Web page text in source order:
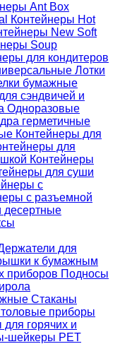
Ant Box
Контейнеры Hot
New Soft
Soup
для кондитеров
Лотки
бумажные
сэндвичей и
Одноразовые
герметичные
Контейнеры для
для
Контейнеры
для суши
с
с разъемной
десертные
для
к бумажным
приборов Подносы
Стаканы
приборы
горячих и
шейкеры PET